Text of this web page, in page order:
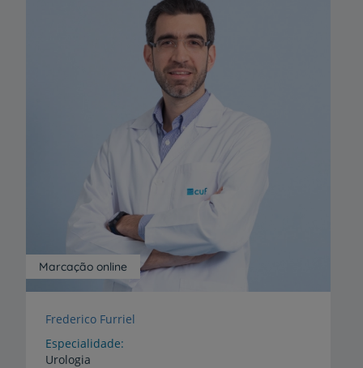
Marcação online
Frederico Furriel
Especialidade
Urologia